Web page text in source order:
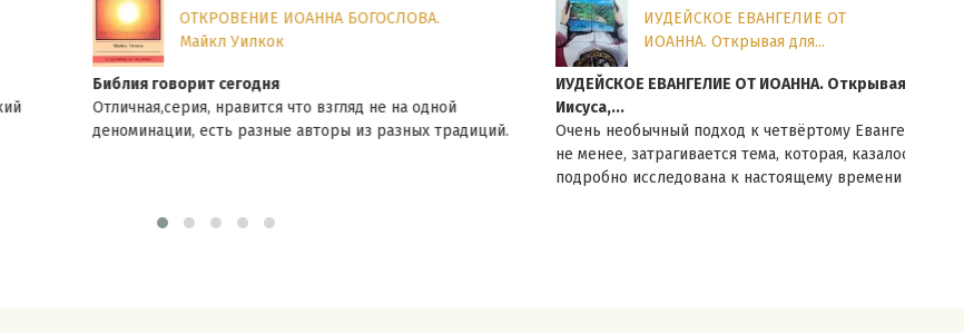
ОТКРОВЕНИЕ ИОАННА БОГОСЛОВА.
Майкл Уилкок
Библия говорит сегодня
Отличная,серия, нравится что взгляд не на одной
деноминации, есть разные авторы из разных традиций.
ИУДЕЙСКОЕ ЕВАНГЕЛИЕ ОТ
ИОАННА. Открывая для...
ИУДЕЙСКОЕ ЕВАНГЕЛИЕ ОТ ИОАННА. Открывая для себя
Очень необычный подход к четвёртому Евангелию. Тем
не менее, затрагивается тема, которая, казалось бы,
подробно исследована к настоящему времени -... Еще